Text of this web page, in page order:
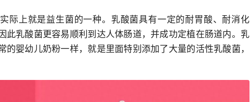
际上就是益生菌的一种。乳酸菌具有一定的耐胃酸、耐消化
此乳酸菌更容易顺利到达人体肠道，并成功定植在肠道内。乳
的婴幼儿奶粉一样，就是里面特别添加了大量的活性乳酸菌，